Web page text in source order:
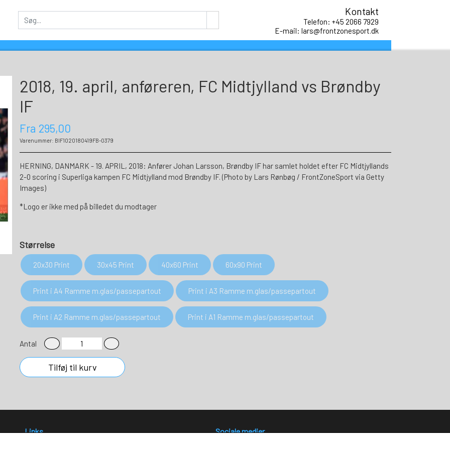
Kontakt
Telefon: +45 2066 7929
E-mail: lars@frontzonesport.dk
2018, 19. april, anføreren, FC Midtjylland vs Brøndby
IF
Fra 295,00
Varenummer: BIF1020180419FB-0379
HERNING, DANMARK - 19. APRIL, 2018: Anfører Johan Larsson, Brøndby IF har samlet holdet efter FC Midtjyllands
2-0 scoring i Superliga kampen FC Midtjylland mod Brøndby IF. (Photo by Lars Rønbøg / FrontZoneSport via Getty
Images)
*Logo er ikke med på billedet du modtager
Størrelse
20x30 Print 30x45 Print 40x60 Print 60x90 Print
Print i A4 Ramme m.glas/passepartout Print i A3 Ramme m.glas/passepartout
Print i A2 Ramme m.glas/passepartout Print i A1 Ramme m.glas/passepartout
Antal
Tilføj til kurv
Links Sociale medier